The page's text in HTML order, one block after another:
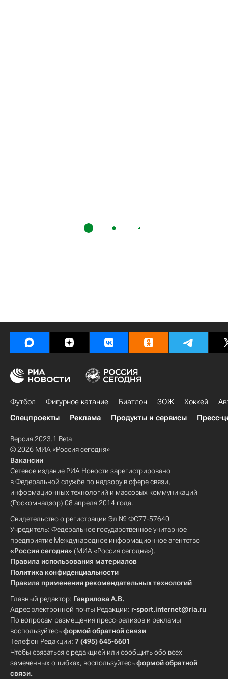
Футбол Фигурное катание Биатлон ЗОЖ Хоккей
Спецпроекты
Реклама Продукты и сервисы Пресс-
Версия 2023.1 Beta
© 2026 МИА «Россия сегодня»
Вакансии
Сетевое издание РИА Новости зарегистрировано
в Федеральной службе по надзору в сфере связи,
информационных технологий и массовых коммуникаций
(Роскомнадзор) 08 апреля 2014 года.
Свидетельство о регистрации Эл № ФС77-57640
Учредитель: Федеральное государственное унитарное
предприятие Международное информационное агентство
«Россия сегодня» (МИА «Россия сегодня»).
Правила использования материалов
Политика конфиденциальности
Правила применения рекомендательных технологий
Главный редактор: Гаврилова А.В.
Адрес электронной почты Редакции: r-sport.internet@ria.ru
По вопросам размещения пресс-релизов и рекламы
воспользуйтесьформой обратной связи
Телефон Редакции: 7 (495) 645-6601
Чтобы связаться с редакцией или сообщить обо всех
замеченных ошибках, воспользуйтесьформой обратной
связи.